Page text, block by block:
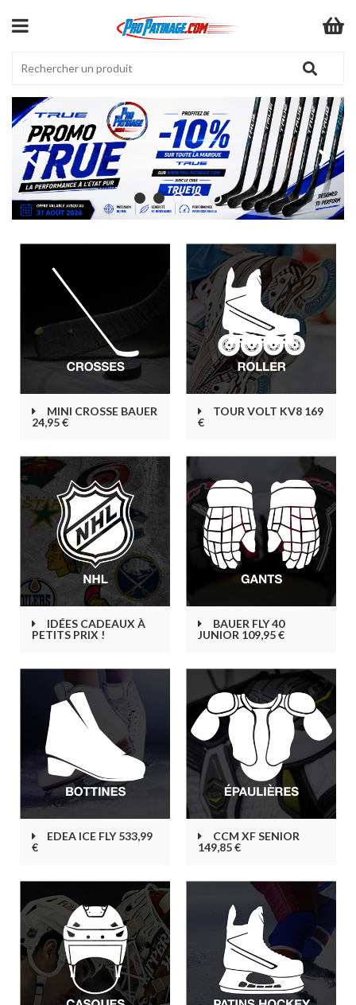
MINI CROSSE BAUER
24,95 €
TOUR VOLT KV8 169
€
IDÉES CADEAUX À
PETITS PRIX !
BAUER FLY 40
JUNIOR 109,95 €
EDEA ICE FLY 533,99
€
CCM XF SENIOR
149,85 €